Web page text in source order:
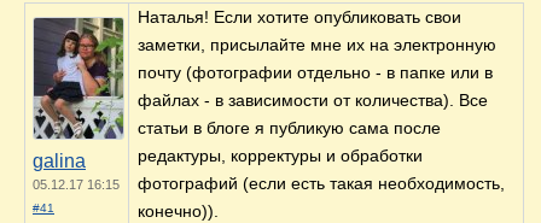
galina
05.12.17 16:15
#41
Наталья! Если хотите опубликовать свои
заметки, присылайте мне их на электронную
почту (фотографии отдельно - в папке или в
файлах - в зависимости от количества). Все
статьи в блоге я публикую сама после
редактуры, корректуры и обработки
фотографий (если есть такая необходимость,
конечно)).